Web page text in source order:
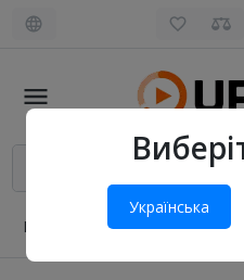
Українська
Про нас Оплата і доставка